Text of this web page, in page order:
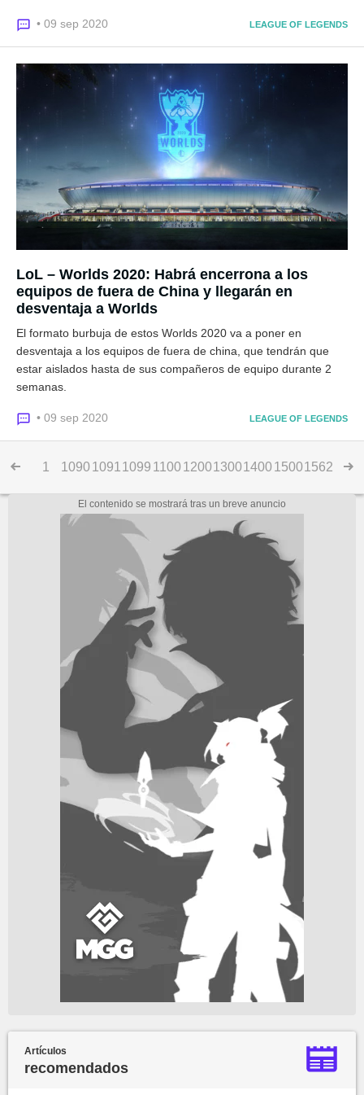
• 09 sep 2020 LEAGUE OF LEGENDS
LoL – Worlds 2020: Habrá encerrona a los
equipos de fuera de China y llegarán en
desventaja a Worlds
El formato burbuja de estos Worlds 2020 va a poner en
desventaja a los equipos de fuera de china, que tendrán que
estar aislados hasta de sus compañeros de equipo durante 2
semanas.
• 09 sep 2020 LEAGUE OF LEGENDS
1 10901091 1099 110012001300140015001562
Artículos
recomendados